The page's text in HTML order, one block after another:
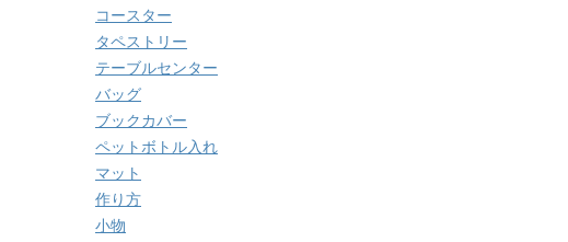
コースター
タペストリー
テーブルセンター
バッグ
ブックカバー
ペットボトル入れ
マット
作り方
小物